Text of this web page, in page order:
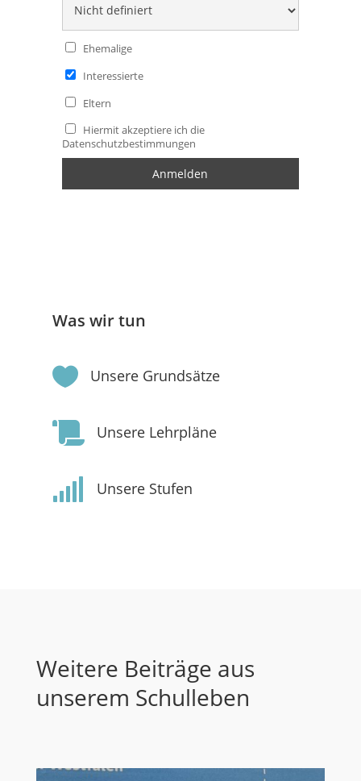
Ehemalige
Interessierte
Eltern
Hiermit akzeptiere ich die
Datenschutzbestimmungen
Was wir tun
 Unsere Grundsätze
 Unsere Lehrpläne
 Unsere Stufen
Weitere Beiträge aus
unserem Schulleben